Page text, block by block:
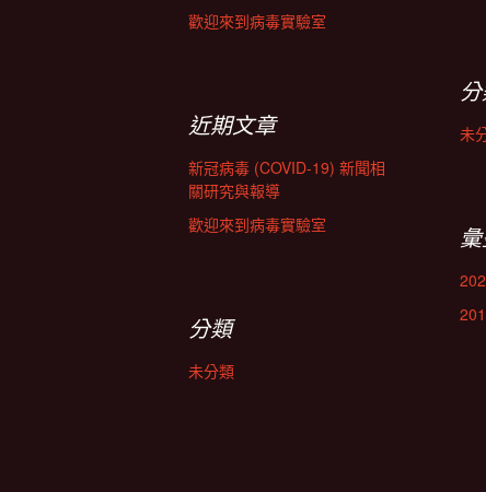
歡迎來到病毒實驗室
未
近期文章
新冠病毒 (COVID-19) 新聞相
關研究與報導
歡迎來到病毒實驗室
分類
未分類